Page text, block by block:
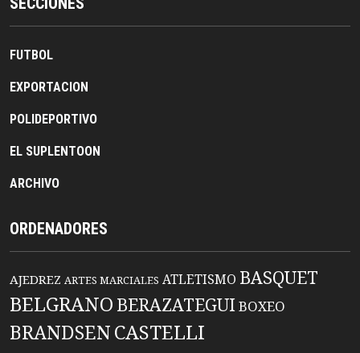
FUTBOL
EXPORTACION
POLIDEPORTIVO
EL SUPLENTOON
ARCHIVO
ORDENADORES
AJEDREZ ARTES MARCIALES ATLETISMO BASQUET
BELGRANO BERAZATEGUIBOXEO
BRANDSENCASTELLI